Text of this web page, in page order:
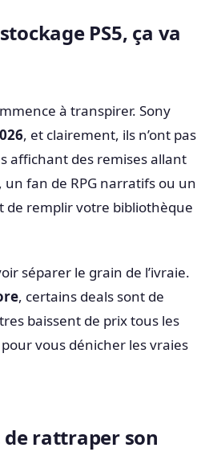
PS5, ça va
à transpirer. Sony
, et clairement, ils n’ont pas
affichant des remises allant
un fan de RPG narratifs ou un
de remplir votre bibliothèque
séparer le grain de l’ivraie.
, certains deals sont de
baissent de prix tous les
vous dénicher les vraies
de rattraper son